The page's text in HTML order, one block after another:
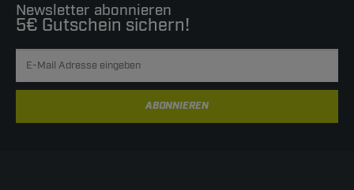
Newsletter abonnieren
5€ Gutschein sichern!
ABONNIEREN